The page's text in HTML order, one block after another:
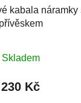
kabala náramky
přívěskem
Skladem
230 Kč